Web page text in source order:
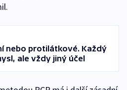
nebo protilátkové. Každý
ale vždy jiný účel